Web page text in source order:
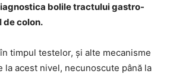
bolile tractului gastro-
de colon.
timpul testelor, şi alte mecanisme
la acest nivel, necunoscute până la